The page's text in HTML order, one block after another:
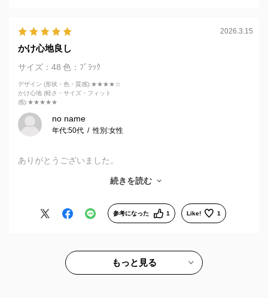
2026.3.15
かけ心地良し
サイズ：48 色：ﾌﾞﾗｯｸ
デザイン (形状・色・質感):★★★★☆
かけ心地 (軽さ・サイズ・フィット
感):★★★★★
no name
年代:50代 性別:女性
ありがとうございました。
オンラインのセールでとりあえず１つないとと思い購入しまし
同じ度数で作成しましたが、メインで使用していたものより見
やすく、購入したものばかりを使用しています。
今回、いつもと少しちがう形にチャレンジできたのはセールの
おかげです。次回はお店でじっくり悩むか思案中です。
続きを読む
参考になった 1 Like! 1
もっと見る